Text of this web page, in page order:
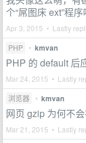
个“屌图床 ext”程序
Apr 3, 2015 • Lastly
PHP • kmvan
PHP 的 default 后
Mar 24, 2015 • Lastly
浏览器 • kmvan
网页 gzip 为何不会
Mar 21, 2015 • Lastly